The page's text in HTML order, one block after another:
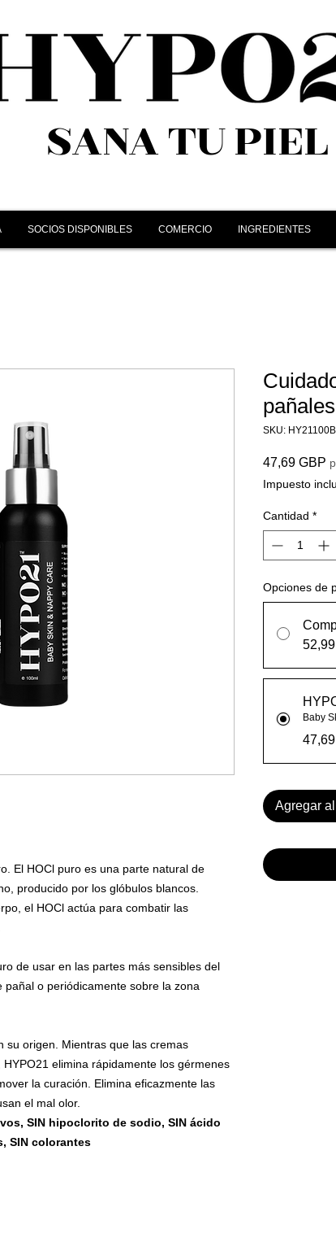
SANA TU PIEL
SOCIOS DISPONIBLES COMERCIO INGREDIENTES
El HOCl puro es una parte natural de
producido por los glóbulos blancos.
el HOCl actúa para combatir las
de usar en las partes más sensibles del
pañal o periódicamente sobre la zona
su origen. Mientras que las cremas
elimina rápidamente los gérmenes
la curación. Elimina eficazmente las
el mal olor.
SIN hipoclorito de sodio, SIN ácido
SIN colorantes
SKU:
47,69 GBP
Impuesto
Cantidad *
Opciones de
Baby
Agregar